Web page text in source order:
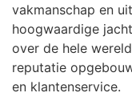
vakmanschap en
hoogwaardige
over de hele
reputatie
en klantenservice.